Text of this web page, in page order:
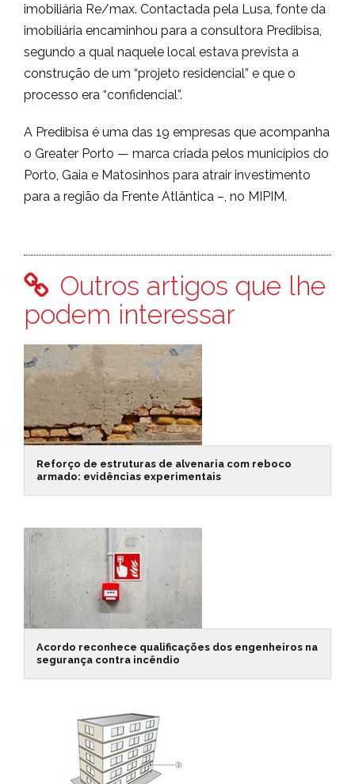
imobiliária Re/max. Contactada pela Lusa, fonte da
imobiliária encaminhou para a consultora Predibisa,
segundo a qual naquele local estava prevista a
construção de um “projeto residencial” e que o
processo era “confidencial”.
A Predibisa é uma das 19 empresas que acompanha
o Greater Porto — marca criada pelos municípios do
Porto, Gaia e Matosinhos para atrair investimento
para a região da Frente Atlântica –, no MIPIM.
Outros artigos que lhe
podem interessar
Reforço de estruturas de alvenaria com reboco
armado: evidências experimentais
Acordo reconhece qualificações dos engenheiros na
segurança contra incêndio